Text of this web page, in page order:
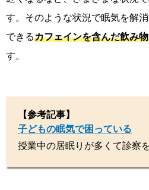
す。そのような状況で眠気を解
できるカフェインを含んだ飲み物
す。
【参考記事】
子どもの眠気で困っている
授業中の居眠りが多くて診察